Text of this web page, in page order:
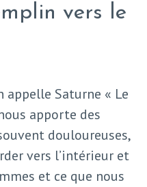
vers le
appelle Saturne « Le
apporte des
douloureuses,
vers l’intérieur et
et ce que nous